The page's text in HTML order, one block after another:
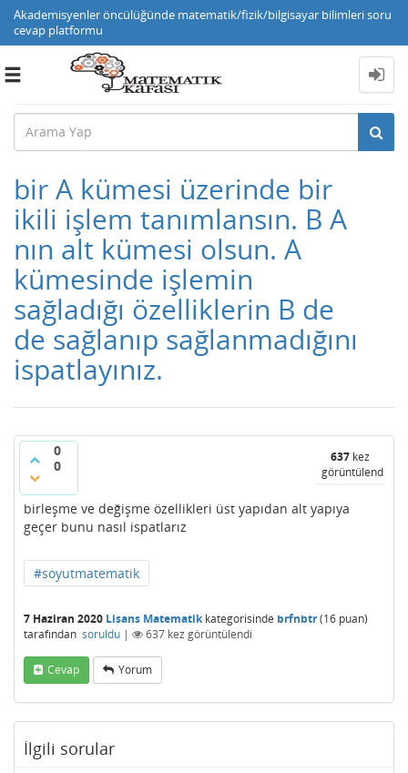
Akademisyenler öncülüğünde matematik/fizik/bilgisayar bilimleri soru
cevap platformu
Toggle
bir A kümesi üzerinde bir
ikili işlem tanımlansın. B A
nın alt kümesi olsun. A
kümesinde işlemin
sağladığı özelliklerin B de
de sağlanıp sağlanmadığını
ispatlayınız.
0
0
637 kez
görüntülendi
birleşme ve değişme özellikleri üst yapıdan alt yapıya
geçer bunu nasıl ispatlarız
#soyutmatematik
7 Haziran 2020 Lisans Matematikkategorisinde brfnbtr(16 puan)
tarafından soruldu | 637 kez görüntülendi
Cevap Yorum
İlgili sorular